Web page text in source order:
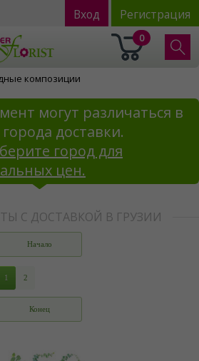
Вход Регистрация
0
композиции
могут различаться в
доставки.
город для
цен.
С ДОСТАВКОЙ В ГРУЗИИ
Начало
1 2
Конец